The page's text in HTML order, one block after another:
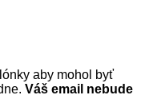
aby mohol byť
Váš email nebude